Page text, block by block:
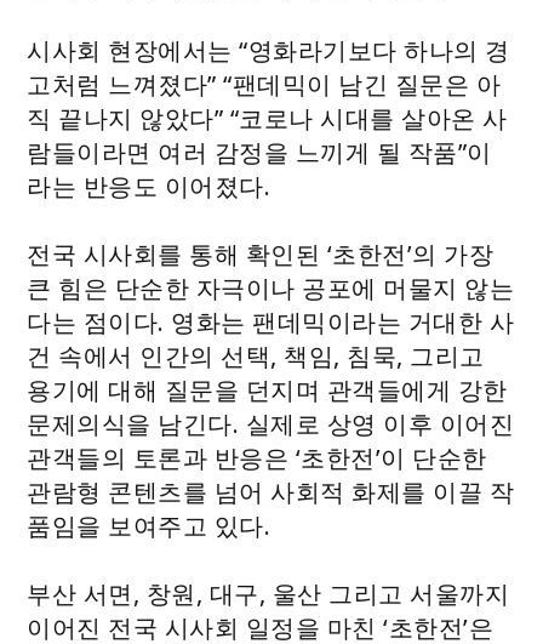
시사회 현장에서는 “영화라기보다 하나의 경
고처럼 느껴졌다” “팬데믹이 남긴 질문은 아
직 끝나지 않았다” “코로나 시대를 살아온 사
람들이라면 여러 감정을 느끼게 될 작품”이
라는 반응도 이어졌다.
전국 시사회를 통해 확인된 ‘초한전’의 가장
큰 힘은 단순한 자극이나 공포에 머물지 않는
다는 점이다. 영화는 팬데믹이라는 거대한 사
건 속에서 인간의 선택, 책임, 침묵, 그리고
용기에 대해 질문을 던지며 관객들에게 강한
문제의식을 남긴다. 실제로 상영 이후 이어진
관객들의 토론과 반응은 ‘초한전’이 단순한
관람형 콘텐츠를 넘어 사회적 화제를 이끌 작
품임을 보여주고 있다.
부산 서면, 창원, 대구, 울산 그리고 서울까지
이어진 전국 시사회 일정을 마친 ‘초한전’은